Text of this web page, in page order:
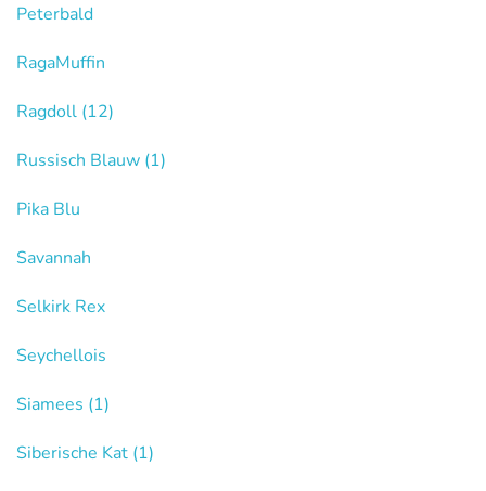
Peterbald
RagaMuffin
Ragdoll (12)
Russisch Blauw (1)
Pika Blu
Savannah
Selkirk Rex
Seychellois
Siamees (1)
Siberische Kat (1)